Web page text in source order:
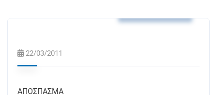
22/03/2011
ΑΠΟΣΠΑΣΜΑ